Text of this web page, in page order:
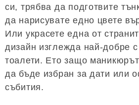
си, трябва да подготвите
да нарисувате едно цвете
Или украсете една от
дизайн изглежда най-добре
тоалети. Ето защо
да бъде избран за дати или
събития.